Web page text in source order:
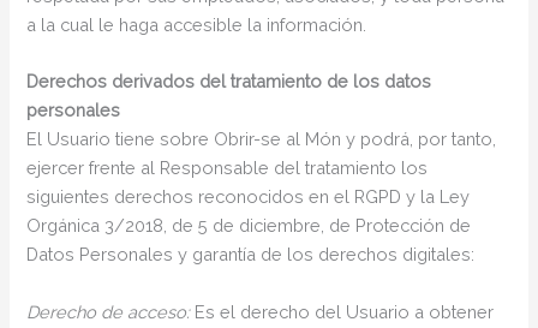
a la cual le haga accesible la información.
Derechos derivados del tratamiento de los datos
personales
El Usuario tiene sobre Obrir-se al Món y podrá, por tanto,
ejercer frente al Responsable del tratamiento los
siguientes derechos reconocidos en el RGPD y la Ley
Orgánica 3/2018, de 5 de diciembre, de Protección de
Datos Personales y garantía de los derechos digitales:
Derecho de acceso: Es el derecho del Usuario a obtener